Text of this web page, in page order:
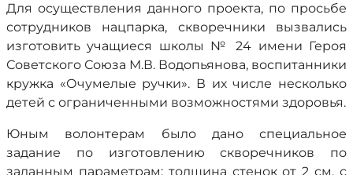
Для осуществления данного проекта, по просьбе
сотрудников нацпарка, скворечники вызвались
изготовить учащиеся школы № 24 имени Героя
Советского Союза М.В. Водопьянова, воспитанники
кружка «Очумелые ручки». В их числе несколько
детей с ограниченными возможностями здоровья.
Юным волонтерам было дано специальное
задание по изготовлению скворечников по
заданным параметрам: толщина стенок от 2 см, с